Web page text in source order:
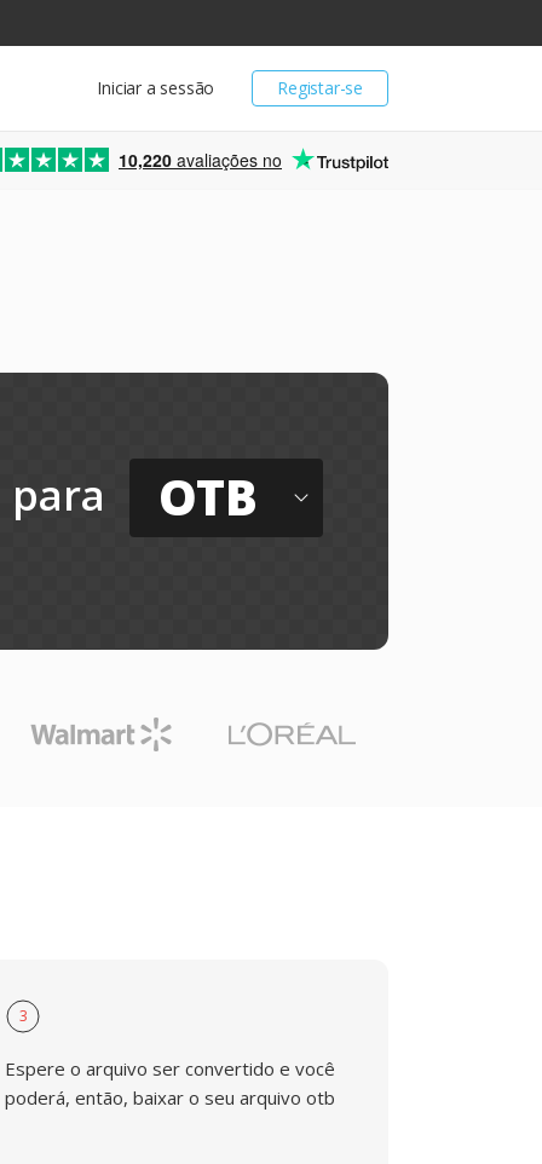
Registar-se
Iniciar a sessão
10,220 avaliações no
para OTB
3
Espere o arquivo ser convertido e você
poderá, então, baixar o seu arquivo otb